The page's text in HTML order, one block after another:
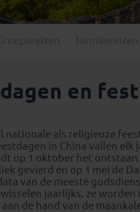
en
nationale als religieuze
in China vallen elk
op 1 oktober het ontstaan
gevierd en op 1 mei de
van de meeste
jaarlijks, ze worden
de hand van de